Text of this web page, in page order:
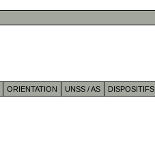
ORIENTATION UNSS / AS DISPOSITIFS